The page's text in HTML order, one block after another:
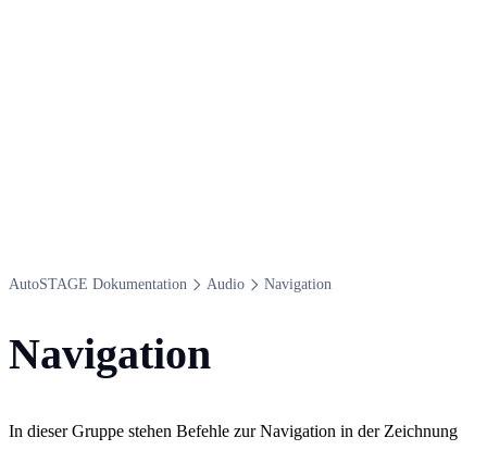
Auto​STAGE Dokumentation Audio Navigation
Navigation
In dieser Gruppe stehen Befehle zur Navigation in der Zeichnung